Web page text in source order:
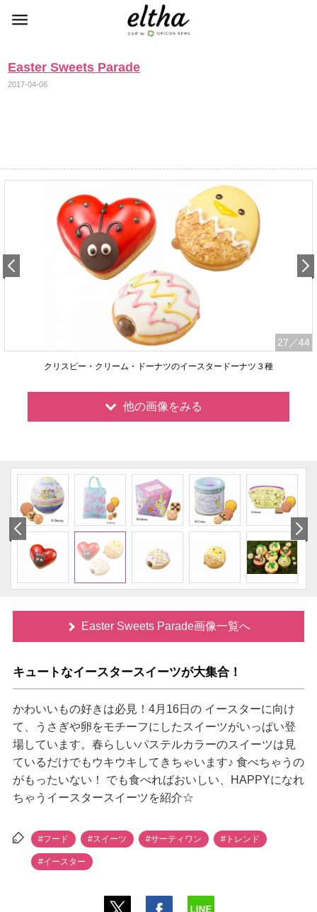
Easter Sweets Parade
2017-04-06
27 ／44
クリスピー・クリーム・ドーナツのイースタードーナツ３種
他の画像をみる
Easter Sweets Parade画像一覧へ
キュートなイースタースイーツが大集合！
かわいいもの好きは必見！4月16日の イースターに向け
て、うさぎや卵をモチーフにしたスイーツがいっぱい登
場しています。春らしいパステルカラーのスイーツは見
ているだけでもウキウキしてきちゃいます♪ 食べちゃうの
がもったいない！ でも食べればおいしい、HAPPYになれ
ちゃうイースタースイーツを紹介☆
#フード #スイーツ #サーティワン #トレンド
#イースター